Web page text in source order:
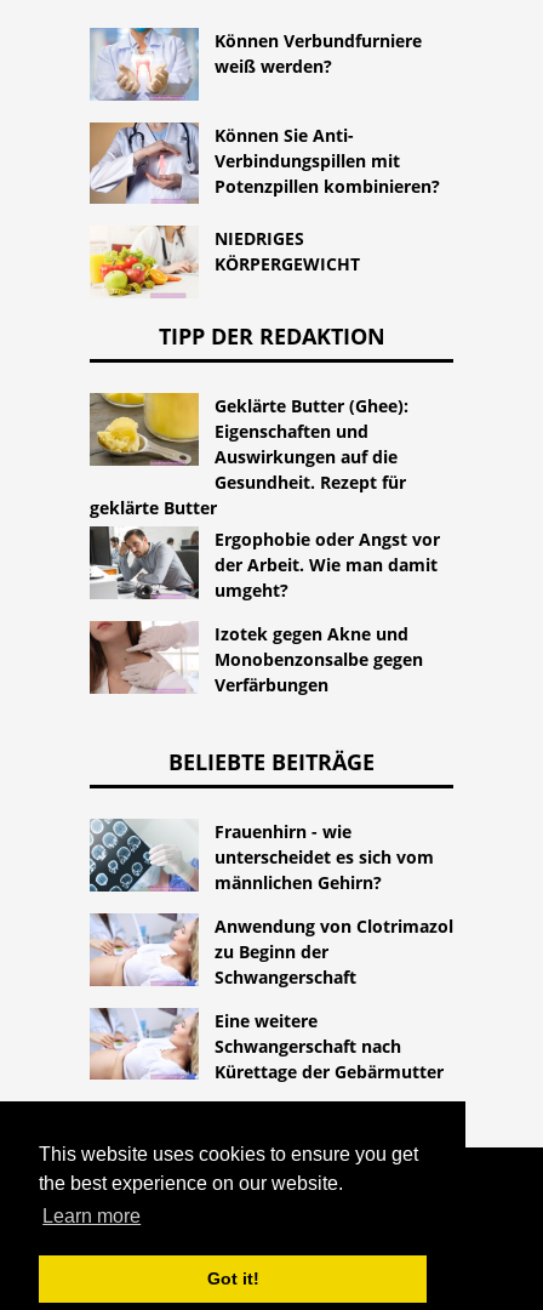
This website uses cookies to ensure you get
the best experience on our website.
Learn more
Got it!
Können Verbundfurniere
weiß werden?
Können Sie Anti-
Verbindungspillen mit
Potenzpillen kombinieren?
NIEDRIGES
KÖRPERGEWICHT
TIPP DER REDAKTION
Geklärte Butter (Ghee):
Eigenschaften und
Auswirkungen auf die
Gesundheit. Rezept für
geklärte Butter
Ergophobie oder Angst vor
der Arbeit. Wie man damit
umgeht?
Izotek gegen Akne und
Monobenzonsalbe gegen
Verfärbungen
BELIEBTE BEITRÄGE
Frauenhirn - wie
unterscheidet es sich vom
männlichen Gehirn?
Anwendung von Clotrimazol
zu Beginn der
Schwangerschaft
Eine weitere
Schwangerschaft nach
Kürettage der Gebärmutter
COPYRIGHT 2026
SCHWANGERSCHAFTSPLANUNG